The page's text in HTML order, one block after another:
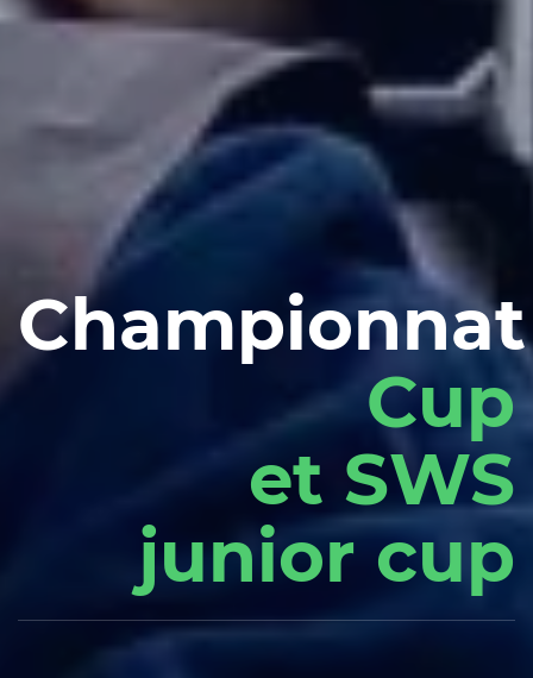
Cup
et SWS
junior cup